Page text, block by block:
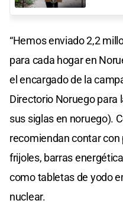
“Hemos enviado 2,2
para cada hogar en
el encargado de la
Directorio Noruego para
sus siglas en noruego).
recomiendan contar
frijoles, barras
como tabletas de yodo
nuclear.